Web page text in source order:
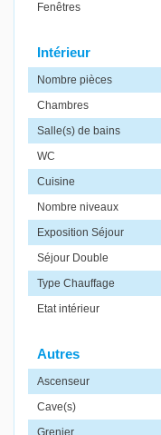
Fenêtres
Intérieur
Nombre pièces
Chambres
Salle(s) de bains
WC
Cuisine
Nombre niveaux
Exposition Séjour
Séjour Double
Type Chauffage
Etat intérieur
Autres
Ascenseur
Cave(s)